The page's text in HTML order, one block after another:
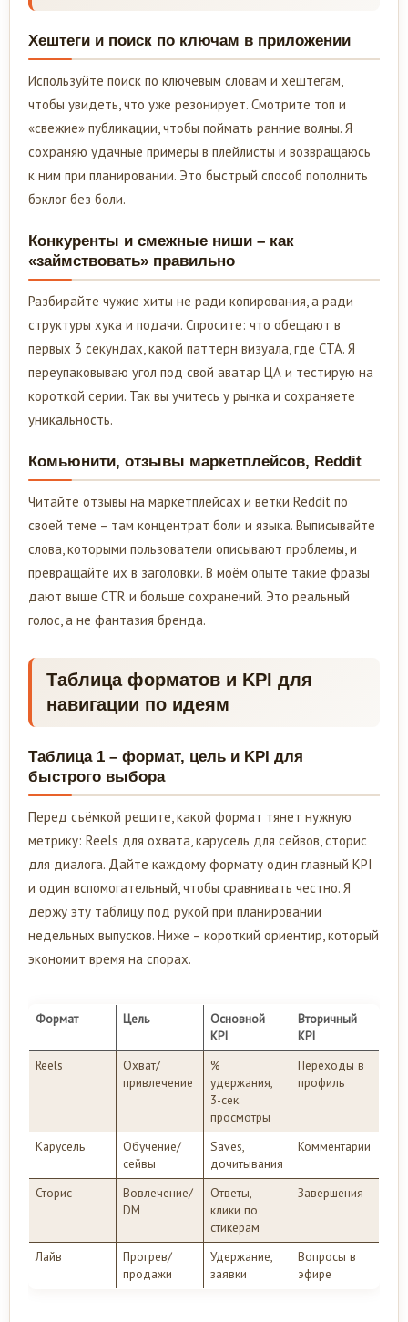
Хештеги и поиск по ключам в приложении
Используйте поиск по ключевым словам и хештегам,
чтобы увидеть, что уже резонирует. Смотрите топ и
«свежие» публикации, чтобы поймать ранние волны. Я
сохраняю удачные примеры в плейлисты и возвращаюсь
к ним при планировании. Это быстрый способ пополнить
бэклог без боли.
Конкуренты и смежные ниши – как
«займствовать» правильно
Разбирайте чужие хиты не ради копирования, а ради
структуры хука и подачи. Спросите: что обещают в
первых 3 секундах, какой паттерн визуала, где CTA. Я
переупаковываю угол под свой аватар ЦА и тестирую на
короткой серии. Так вы учитесь у рынка и сохраняете
уникальность.
Комьюнити, отзывы маркетплейсов, Reddit
Читайте отзывы на маркетплейсах и ветки Reddit по
своей теме – там концентрат боли и языка. Выписывайте
слова, которыми пользователи описывают проблемы, и
превращайте их в заголовки. В моём опыте такие фразы
дают выше CTR и больше сохранений. Это реальный
голос, а не фантазия бренда.
Таблица форматов и KPI для
навигации по идеям
Таблица 1 – формат, цель и KPI для
быстрого выбора
Перед съёмкой решите, какой формат тянет нужную
метрику: Reels для охвата, карусель для сейвов, сторис
для диалога. Дайте каждому формату один главный KPI
и один вспомогательный, чтобы сравнивать честно. Я
держу эту таблицу под рукой при планировании
недельных выпусков. Ниже – короткий ориентир, который
экономит время на спорах.
Формат Цель
Основной
KPI
Вторичный
KPI
Reels
Охват/
привлечение
%
удержания,
3-сек.
просмотры
Переходы в
профиль
Карусель
Обучение/
сейвы
Saves,
дочитывания
Комментарии
Сторис
Вовлечение/
DM
Ответы,
клики по
стикерам
Завершения
Лайв
Прогрев/
продажи
Удержание,
заявки
Вопросы в
эфире